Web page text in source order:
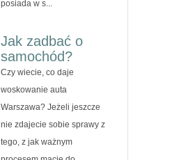
posiada w s...
Jak zadbać o
samochód?
Czy wiecie, co daje
woskowanie auta
Warszawa? Jeżeli jeszcze
nie zdajecie sobie sprawy z
tego, z jak ważnym